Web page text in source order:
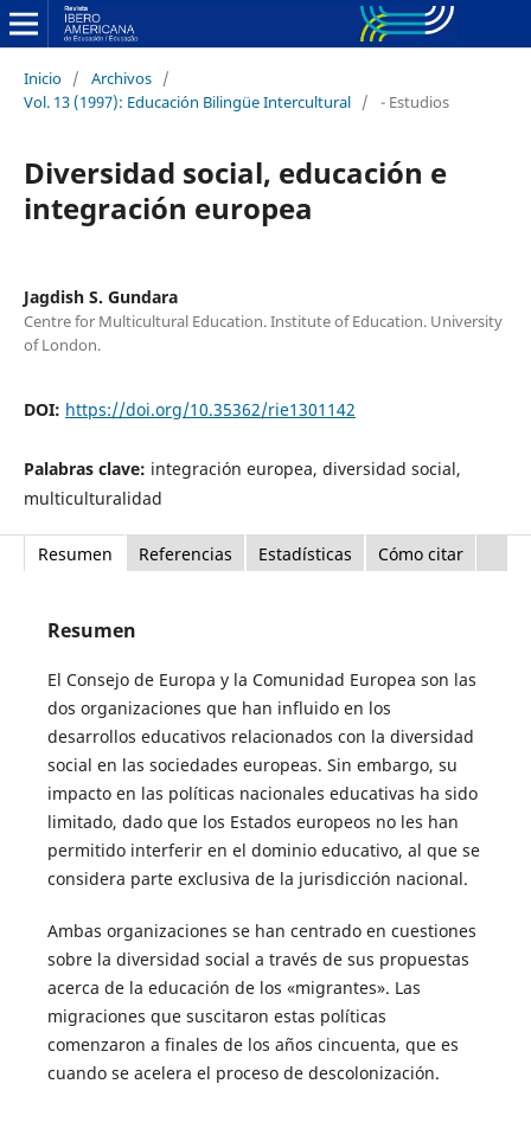
Inicio / Archivos /
Vol. 13 (1997): Educación Bilingüe Intercultural / - Estudios
Diversidad social, educación e
integración europea
Jagdish S. Gundara
Centre for Multicultural Education. Institute of Education. University
of London.
DOI: https://doi.org/10.35362/rie1301142
Palabras clave: integración europea, diversidad social,
multiculturalidad
Resumen Referencias Estadísticas Cómo citar
Resumen
El Consejo de Europa y la Comunidad Europea son las
dos organizaciones que han influido en los
desarrollos educativos relacionados con la diversidad
social en las sociedades europeas. Sin embargo, su
impacto en las políticas nacionales educativas ha sido
limitado, dado que los Estados europeos no les han
permitido interferir en el dominio educativo, al que se
considera parte exclusiva de la jurisdicción nacional.
Ambas organizaciones se han centrado en cuestiones
sobre la diversidad social a través de sus propuestas
acerca de la educación de los «migrantes». Las
migraciones que suscitaron estas políticas
comenzaron a finales de los años cincuenta, que es
cuando se acelera el proceso de descolonización.